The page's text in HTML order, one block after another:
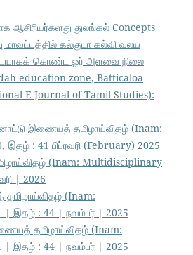
ஆசிரியர்களது துலங்கல் Concepts
கல்குடா கல்வி வலய
கொண்ட ஓர் அளவை நிலை
education zone, Batticaloa
E-Journal of Tamil Studies):
இணையத் தமிழாய்விதழ் (Inam:
: 41 பிப்ரவரி (February) 2025
(Inam: Multidisciplinary
| 2026
(Inam:
| இதழ் : 44 | நவம்பர் | 2025
தமிழாய்விதழ் (Inam:
| இதழ் : 44 | நவம்பர் | 2025